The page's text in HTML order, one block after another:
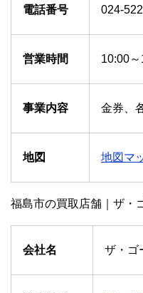
電話番号 024-
営業時間 10:00
事業内容 金券、
地図 地図マ
福島市の買取店舗｜ザ・
会社名 ザ・ゴ